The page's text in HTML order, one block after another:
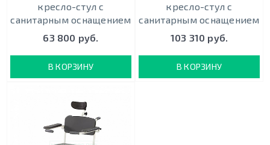
кресло-стул с
санитарным оснащением
63 800 руб.
В КОРЗИНУ
кресло-стул с
санитарным оснащением
103 310 руб.
В КОРЗИНУ